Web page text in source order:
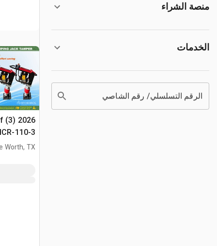
منصة الشراء
الخدمات
الرقم التسلسلي/ رقم الشاصي
(3) 2026
لتسوية
Worth, TX